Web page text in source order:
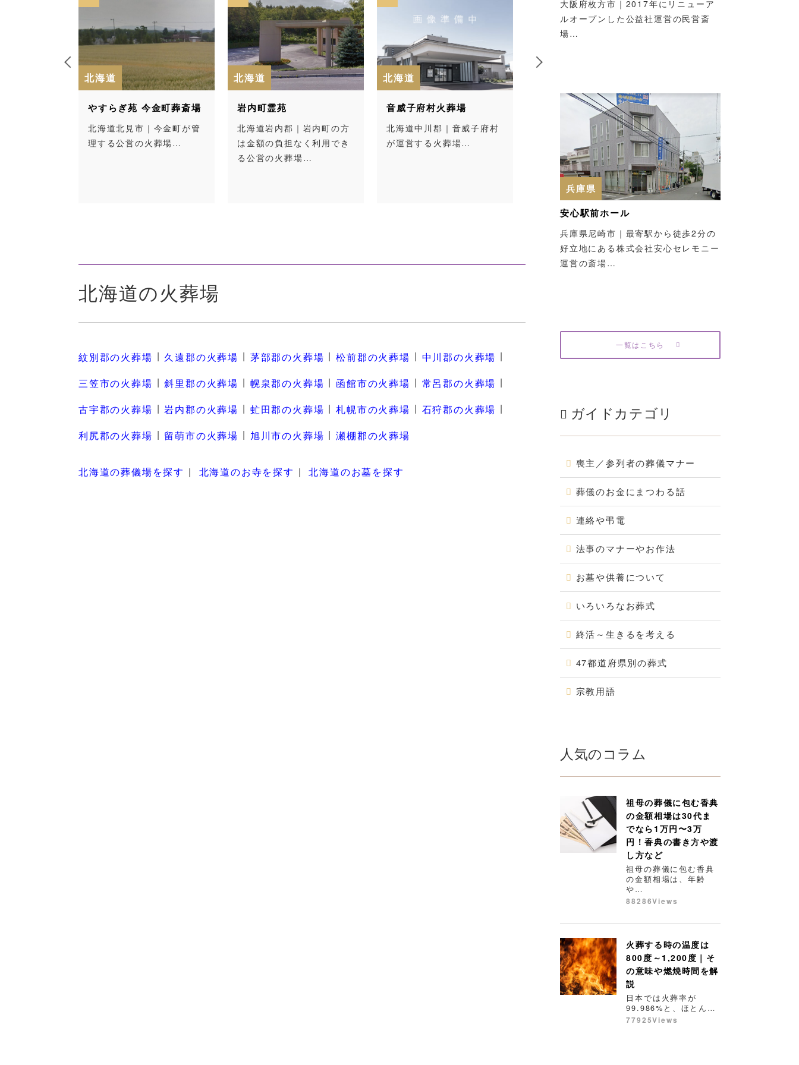
北海道
やすらぎ苑 今金町葬斎場
北海道北見市｜今金町が管
理する公営の火葬場…
北海道
岩内町霊苑
北海道岩内郡｜岩内町の方
は金額の負担なく利用でき
る公営の火葬場…
北海道
音威子府村火葬場
北海道中川郡｜音威子府村
が運営する火葬場…
北海道札幌市｜里塚霊園に
隣接した札幌市が運営する
公営の火葬場…
北海道松前郡｜松前町が運
営する火葬場…
北海道の火葬場
紋別郡の火葬場 久遠郡の火葬場 茅部郡の火葬場 松前郡の火葬場
中川郡の火葬場
三笠市の火葬場
斜里郡の火葬場 幌泉郡の火葬場 函館市の火葬場
常呂郡の火葬場
古宇郡の火葬場
岩内郡の火葬場 虻田郡の火葬場 札幌市の火葬場
石狩郡の火葬場
利尻郡の火葬場
留萌市の火葬場 旭川市の火葬場 瀬棚郡の火葬場
北海道の葬儀場を探す 北海道のお寺を探す 北海道のお墓を探す
大阪府枚方市｜2017年にリニューア
ルオープンした公益社運営の民営斎
場…
兵庫県
安心駅前ホール
兵庫県尼崎市｜最寄駅から徒歩2分の
好立地にある株式会社安心セレモニー
運営の斎場…
一覧はこちら
ガイドカテゴリ
喪主／参列者の葬儀マナー
葬儀のお金にまつわる話
連絡や弔電
法事のマナーやお作法
お墓や供養について
いろいろなお葬式
終活～生きるを考える
47都道府県別の葬式
宗教用語
人気のコラム
祖母の葬儀に包む香典
の金額相場は30代ま
でなら1万円〜3万
円！香典の書き方や渡
し方など
祖母の葬儀に包む香典
の金額相場は、年齢
や…
88286Views
火葬する時の温度は
800度～1,200度｜そ
の意味や燃焼時間を解
説
日本では火葬率が
99.986%と、ほとん…
77925Views